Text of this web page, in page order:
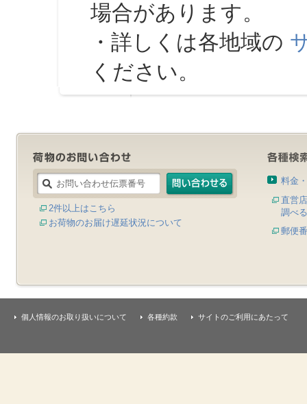
場合があります。
・詳しくは各地域の
ください。
2件以上はこちら
お荷物のお届け遅延状況について
料金
直営
調べる
郵便
個人情報のお取り扱いについて 各種約款 サイトのご利用にあたって